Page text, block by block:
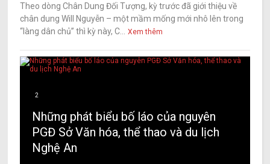
Theo dòng Chân Dung Đối Tượng, kỳ trước đã giới thiệu về
chân dung Will Nguyễn – một mầm mống mới nhô lên trong
“làng dân chủ” thì kỳ này, C...
Xem thêm
2
Những phát biểu bố láo của nguyên
PGĐ Sở Văn hóa, thể thao và du lịch
Nghệ An